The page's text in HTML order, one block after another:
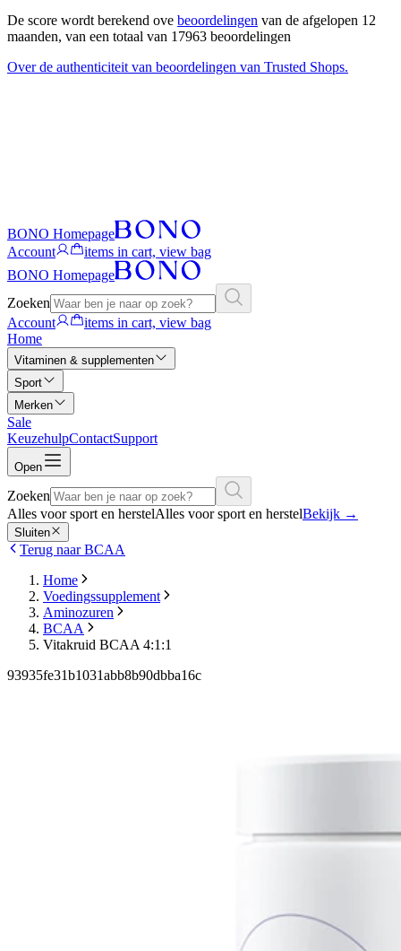
De score wordt berekend ove beoordelingen van de afgelopen 12
maanden, van een totaal van 17963 beoordelingen
Over de authenticiteit van beoordelingen van Trusted Shops.
BONO Homepage
Account
items in cart, view bag
BONO Homepage
Zoeken
Account
items in cart, view bag
Home
Vitaminen & supplementen
Sport
Merken
Sale
KeuzehulpContactSupport
Open
Zoeken
Alles voor sport en herstelAlles voor sport en herstelBekijk →
Sluiten
Terug naar BCAA
Home
Voedingssupplement
Aminozuren
BCAA
Vitakruid BCAA 4:1:1
93935fe31b1031abb8b90dbba16c